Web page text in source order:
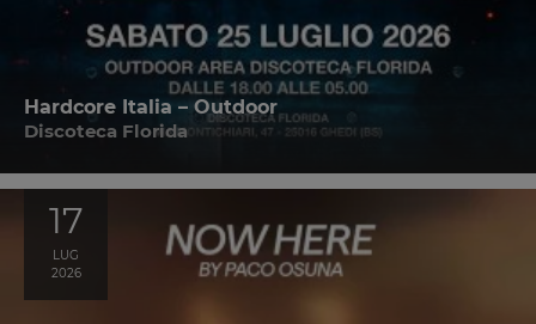
Hardcore Italia – Outdoor
Discoteca Florida
17
LUG
2026